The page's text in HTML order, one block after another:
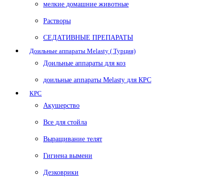
мелкие домашние животные
Растворы
СЕДАТИВНЫЕ ПРЕПАРАТЫ
Доильные аппараты Melasty ( Турция)
Доильные аппараты для коз
доильные аппараты Melasty для КРС
КРС
Акушерство
Все для стойла
Выращивание телят
Гигиена вымени
Дезковрики